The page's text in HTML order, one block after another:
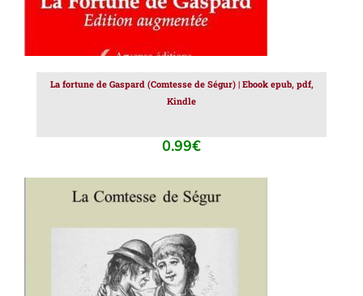
La fortune de Gaspard (Comtesse de Ségur) | Ebook epub, pdf,
Kindle
0.99€